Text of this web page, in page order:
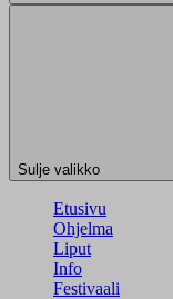
Sulje valikko
Etusivu
Ohjelma
Liput
Info
Festivaali